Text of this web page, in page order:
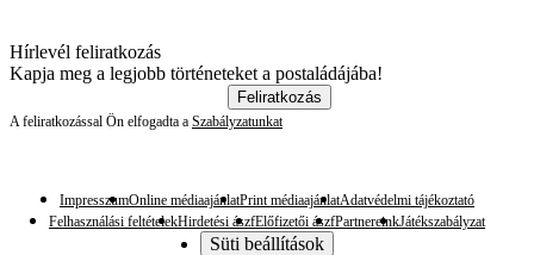
Hírlevél feliratkozás
Kapja meg a legjobb történeteket a postaládájába!
Feliratkozás
A feliratkozással Ön elfogadta a Szabályzatunkat
ImpresszumOnline médiaajánlatPrint médiaajánlatAdatvédelmi tájékoztató
Felhasználási feltételekHirdetési ászfElőfizetői ászfPartnereinkJátékszabályzat
Süti beállítások